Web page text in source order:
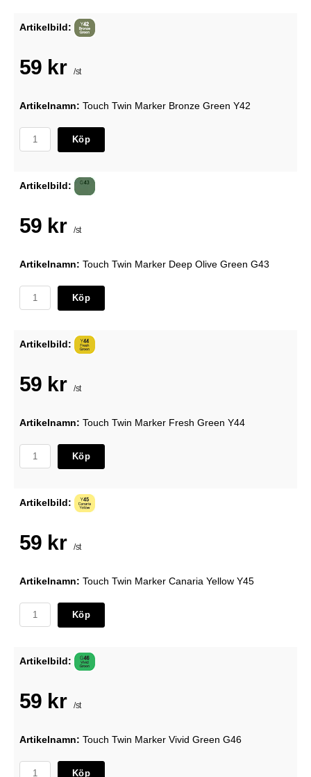
Artikelbild:
59 kr /st
Artikelnamn: Touch Twin Marker Bronze Green Y42
Köp
Artikelbild:
59 kr /st
Artikelnamn: Touch Twin Marker Deep Olive Green G43
Köp
Artikelbild:
59 kr /st
Artikelnamn: Touch Twin Marker Fresh Green Y44
Köp
Artikelbild:
59 kr /st
Artikelnamn: Touch Twin Marker Canaria Yellow Y45
Köp
Artikelbild:
59 kr /st
Artikelnamn: Touch Twin Marker Vivid Green G46
Köp